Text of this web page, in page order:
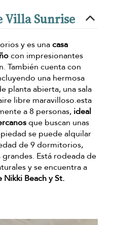
Villa Sunrise
y es unacasa
con impresionantes
También cuenta con
una hermosa
planta abierta, una sala
libre maravilloso.esta
a 8 personas, ideal
que buscan unas
se puede alquilar
de 9 dormitorios,
Está rodeada de
y se encuentra a
Beach y St.